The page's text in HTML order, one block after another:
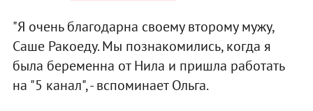
"Я очень благодарна своему второму мужу,
Саше Ракоеду. Мы познакомились, когда я
была беременна от Нила и пришла работать
на "5 канал", - вспоминает Ольга.